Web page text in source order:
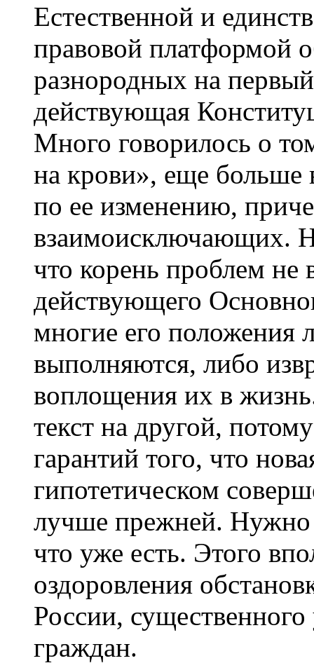
Естественной и
правовой платформой
разнородных на первый
действующая
Много говорилось о
на крови», еще больше
по ее изменению,
взаимоисключающих.
что корень проблем не
действующего
многие его положения
выполняются, либо
воплощения их в
текст на другой,
гарантий того, что
гипотетическом
лучше прежней. Нужно
что уже есть. Этого
оздоровления
России,
граждан.